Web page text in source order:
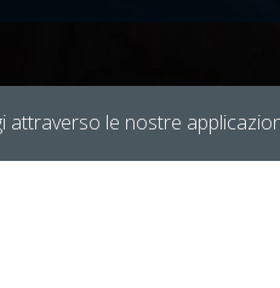
attraverso le nostre